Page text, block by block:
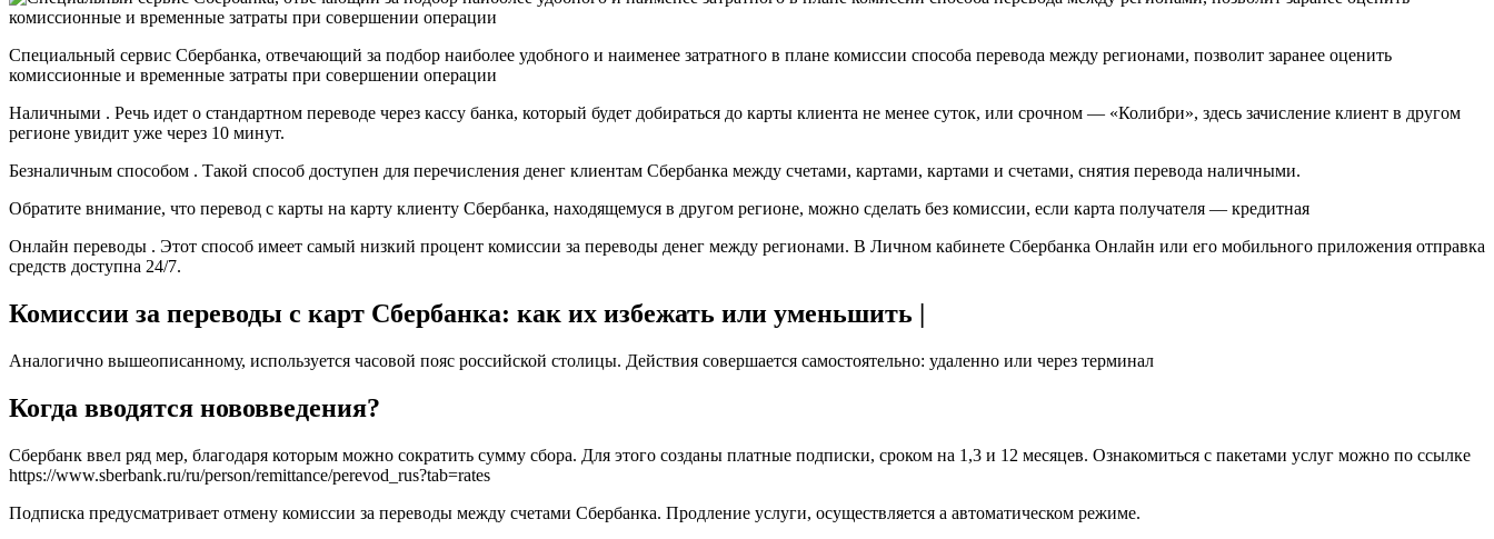
Специальный сервис Сбербанка, отвечающий за подбор наиболее удобного и наименее затратного в плане комиссии способа перевода между регионами, позволит заранее оценить
комиссионные и временные затраты при совершении операции
Наличными . Речь идет о стандартном переводе через кассу банка, который будет добираться до карты клиента не менее суток, или срочном — «Колибри», здесь зачисление клиент в другом
регионе увидит уже через 10 минут.
Безналичным способом . Такой способ доступен для перечисления денег клиентам Сбербанка между счетами, картами, картами и счетами, снятия перевода наличными.
Обратите внимание, что перевод с карты на карту клиенту Сбербанка, находящемуся в другом регионе, можно сделать без комиссии, если карта получателя — кредитная
Онлайн переводы . Этот способ имеет самый низкий процент комиссии за переводы денег между регионами. В Личном кабинете Сбербанка Онлайн или его мобильного приложения отправка
средств доступна 24/7.
Комиссии за переводы с карт Сбербанка: как их избежать или уменьшить |
Аналогично вышеописанному, используется часовой пояс российской столицы. Действия совершается самостоятельно: удаленно или через терминал
Когда вводятся нововведения?
Сбербанк ввел ряд мер, благодаря которым можно сократить сумму сбора. Для этого созданы платные подписки, сроком на 1,3 и 12 месяцев. Ознакомиться с пакетами услуг можно по ссылке
https://www.sberbank.ru/ru/person/remittance/perevod_rus?tab=rates
Подписка предусматривает отмену комиссии за переводы между счетами Сбербанка. Продление услуги, осуществляется а автоматическом режиме.